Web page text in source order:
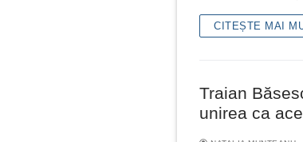
CITEȘTE MAI
Traian
unirea ca